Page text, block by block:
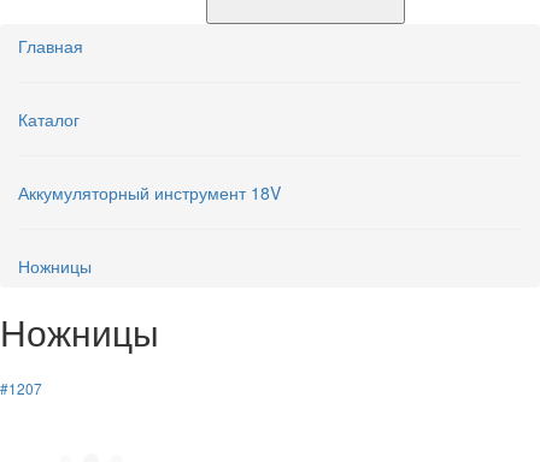
Главная
Каталог
Аккумуляторный инструмент 18V
Ножницы
Ножницы
#1207